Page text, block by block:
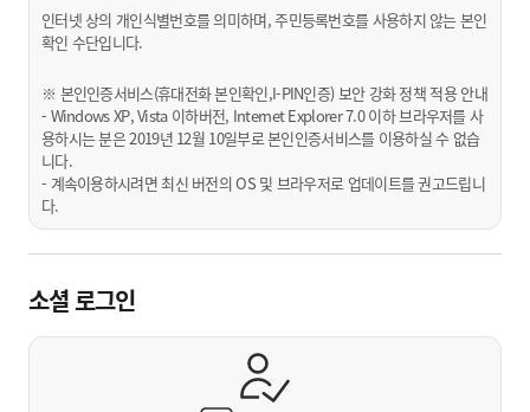
인터넷 상의 개인식별번호를 의미하며, 주민등록번호를 사용하지 않는 본인
확인 수단입니다.
※ 본인인증서비스(휴대전화 본인확인,I-PIN인증) 보안 강화 정책 적용 안내
- Windows XP, Vista 이하버전, Internet Explorer 7.0 이하 브라우저를 사
용하시는 분은 2019년 12월 10일부로 본인인증서비스를 이용하실 수 없습
니다.
- 계속이용하시려면 최신 버전의 OS 및 브라우저로 업데이트를 권고드립니
다.
소셜 로그인